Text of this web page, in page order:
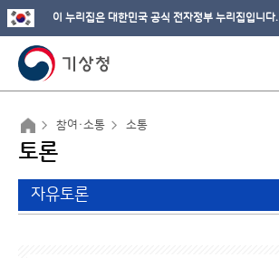
이 누리집은 대한민국 공식 전자정부 누리집입니다.
참여·소통 소통
토론
자유토론